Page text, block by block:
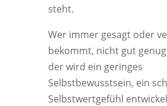
steht.
Wer immer gesagt oder
bekommt, nicht gut
der wird ein geringes
Selbstbewusstsein, ein
Selbstwertgefühl